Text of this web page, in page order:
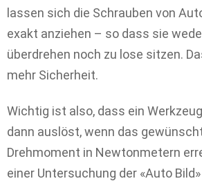
lassen sich die Schrauben von
exakt anziehen – so dass sie
überdrehen noch zu lose sitzen.
mehr Sicherheit.
Wichtig ist also, dass ein
dann auslöst, wenn das
Drehmoment in Newtonmetern
einer Untersuchung der «Auto